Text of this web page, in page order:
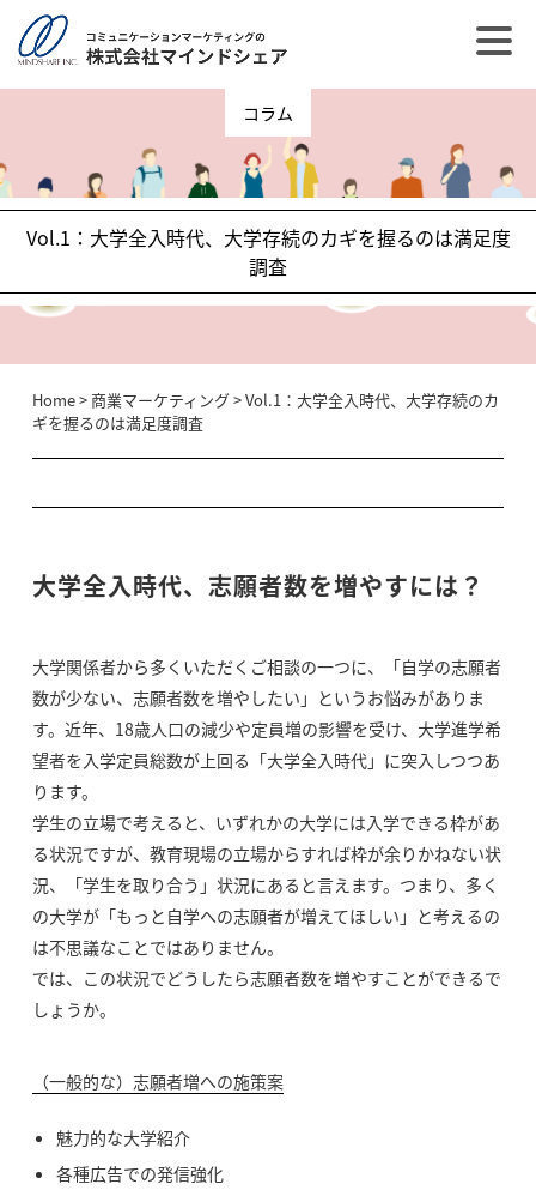
コラム
Vol.1：大学全入時代、大学存続のカギを握るのは満足度
調査
Home> 商業マーケティング>Vol.1：大学全入時代、大学存続のカ
ギを握るのは満足度調査
大学全入時代、志願者数を増やすには？
大学関係者から多くいただくご相談の一つに、「自学の志願者
数が少ない、志願者数を増やしたい」というお悩みがありま
す。近年、18歳人口の減少や定員増の影響を受け、大学進学希
望者を入学定員総数が上回る「大学全入時代」に突入しつつあ
ります。
学生の立場で考えると、いずれかの大学には入学できる枠があ
る状況ですが、教育現場の立場からすれば枠が余りかねない状
況、「学生を取り合う」状況にあると言えます。つまり、多く
の大学が「もっと自学への志願者が増えてほしい」と考えるの
は不思議なことではありません。
では、この状況でどうしたら志願者数を増やすことができるで
しょうか。
（一般的な）志願者増への施策案
魅力的な大学紹介
各種広告での発信強化